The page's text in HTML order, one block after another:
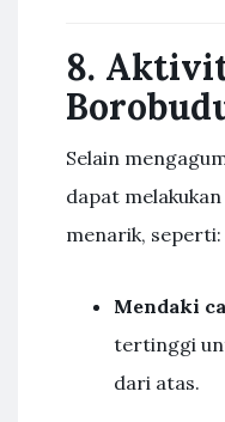
8.
Selain
dapat
menarik, seperti:
Mendaki
tertinggi
dari atas.